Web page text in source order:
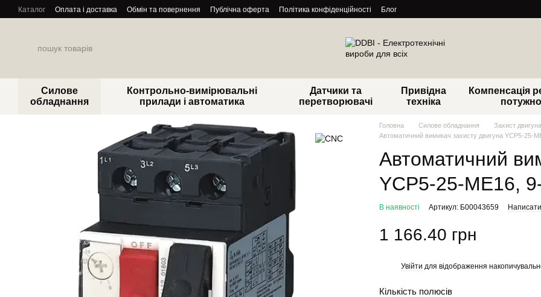
Перейти до основного контенту
Каталог Оплата і доставка Обмін та повернення Публічна оферта Політика конфіденційності Блог
Силове
обладнання
Контрольно-вимірювальні
прилади і автоматика
Датчики та
перетворювачі
Привідна
техніка
Компенсація
Головна Силове обладнання Захист двигуна
Автоматичний вимикач захисту двигуна YCP5-25-
Автоматичний
YCP5-25-ME16,
В наявності Артикул: Б00043659 Написати
1 166.40 грн
Увійти для відображення
Кількість полюсів